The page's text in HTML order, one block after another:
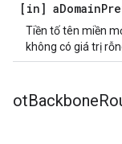
[in] aDomain
Tiền tố tên miền
không có giá trị
otBackbone